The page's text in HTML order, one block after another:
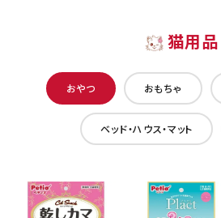
猫用品
おやつ おもちゃ
ベッド・ハウス・マット